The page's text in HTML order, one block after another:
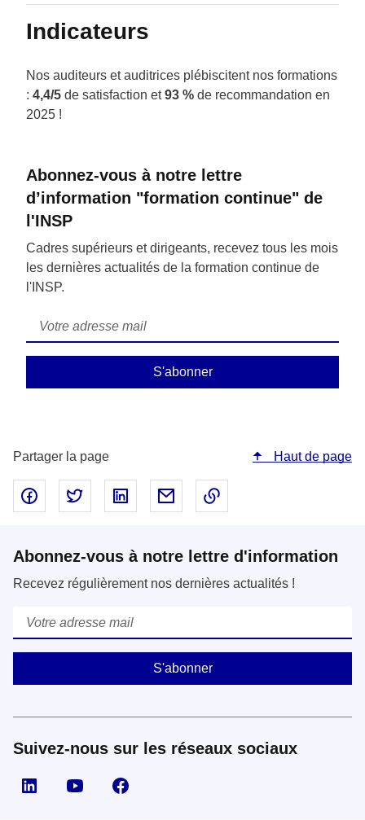
Indicateurs
Nos auditeurs et auditrices plébiscitent nos formations
: 4,4/5 de satisfaction et93 % de recommandation en
2025 !
Abonnez-vous à notre lettre
d’information "formation continue" de
l'INSP
Cadres supérieurs et dirigeants, recevez tous les mois
les dernières actualités de la formation continue de
l'INSP.
Courriel
Partager la page
Partager sur Facebook - nouvelle fenêtre
Partager sur Twitter - nouvelle fenêtre
Partager sur LinkedIn - nouvelle fenêtre
Partager par email - nouvelle
Haut de page
Abonnez-vous à notre lettre d'information
Recevez régulièrement nos dernières actualités !
Courriel
Suivez-nous sur les réseaux sociaux
Suivez nous sur LinkedIn
Suivez nous sur YouTube